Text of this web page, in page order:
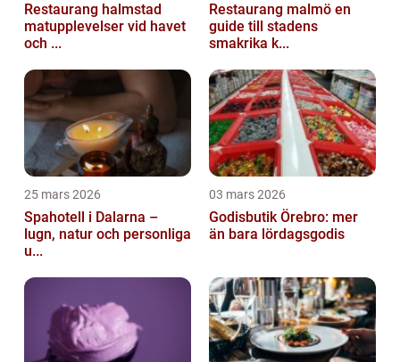
Restaurang halmstad
matupplevelser vid havet
och ...
Restaurang malmö en
guide till stadens
smakrika k...
25 mars 2026
Spahotell i Dalarna –
lugn, natur och personliga
u...
03 mars 2026
Godisbutik Örebro: mer
än bara lördagsgodis